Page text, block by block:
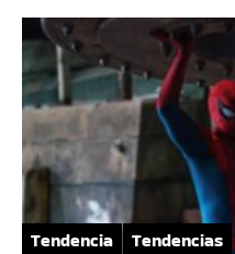
Tendencia Tendencias